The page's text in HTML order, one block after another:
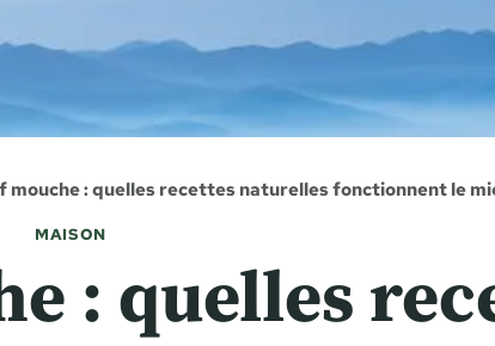
mouche : quelles recettes naturelles fonctionnent le
MAISON
: quelles